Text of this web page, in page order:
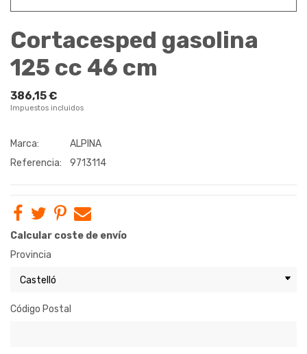
Cortacesped gasolina
125 cc 46 cm
386,15 €
Impuestos incluidos
Marca:
ALPINA
Referencia:
9713114
Calcular coste de envío
Provincia
Código Postal